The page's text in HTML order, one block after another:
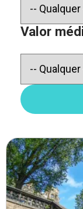
Valor